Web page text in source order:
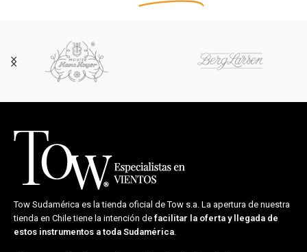
Tow Sudamérica es la tienda oficial deTow s.a. La apertura de nuestra
tienda en Chile tiene la intención de facilitar la oferta y llegada de
estos instrumentos a toda Sudamérica